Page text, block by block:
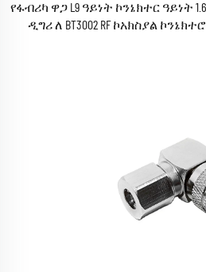
የፋብሪካ ዋጋ L9 ዓይነት ኮንኔክተር ዓይነት
ዲግሪ ለ BT3002 RF ኮአክስያል